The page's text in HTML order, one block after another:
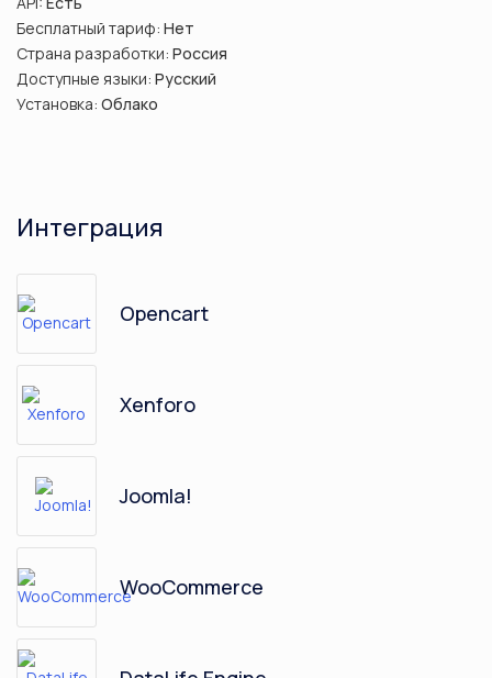
Бесплатный тариф: Нет
Страна разработки: Россия
Доступные языки: Русский
Установка: Облако
Интеграция
Opencart
Xenforo
Joomla!
WooCommerce